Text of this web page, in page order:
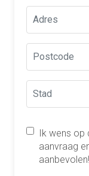
Ik wens
aanvraag